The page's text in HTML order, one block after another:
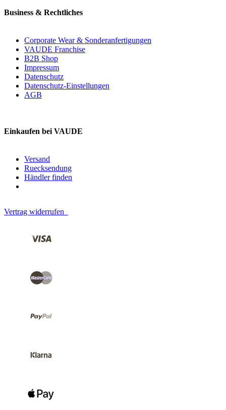
Business & Rechtliches
Corporate Wear & Sonderanfertigungen
VAUDE Franchise
B2B Shop
Impressum
Datenschutz
Datenschutz-Einstellungen
AGB
Einkaufen bei VAUDE
Versand
Ruecksendung
Händler finden
Vertrag widerrufen